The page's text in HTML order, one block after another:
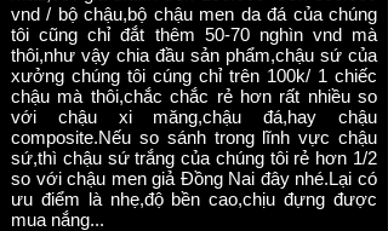
vnd / bộ chậu,bộ chậu men da đá của chúng
tôi cũng chỉ đắt thêm 50-70 nghìn vnd mà
thôi,như vậy chia đầu sản phẩm,chậu sứ của
xưởng chúng tôi cúng chỉ trên 100k/ 1 chiếc
chậu mà thôi,chắc chắc rẻ hơn rất nhiều so
với chậu xi măng,chậu đá,hay chậu
composite.Nếu so sánh trong lĩnh vực chậu
sứ,thì chậu sứ trắng của chúng tôi rẻ hơn 1/2
so với chậu men giả Đồng Nai đây nhé.Lại có
ưu điểm là nhẹ,độ bền cao,chịu đựng được
mua nắng...